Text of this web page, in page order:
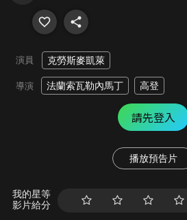
演員 克勞斯麥凱萊
導演 法蘭索瓦勒內馬丁 高登
請先登入
播放預告片
我的星等
影片給分